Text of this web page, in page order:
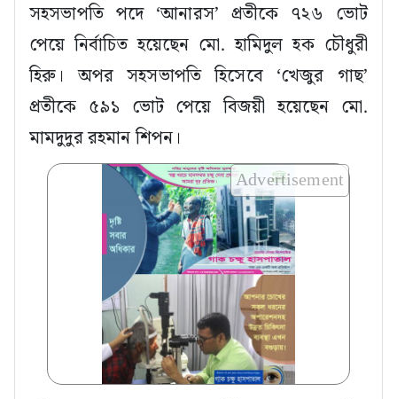
সহসভাপতি পদে ‘আনারস’ প্রতীকে ৭২৬ ভোট
পেয়ে নির্বাচিত হয়েছেন মো. হামিদুল হক চৌধুরী
হিরু। অপর সহসভাপতি হিসেবে ‘খেজুর গাছ’
প্রতীকে ৫৯১ ভোট পেয়ে বিজয়ী হয়েছেন মো.
মামদুদুর রহমান শিপন।
Advertisement